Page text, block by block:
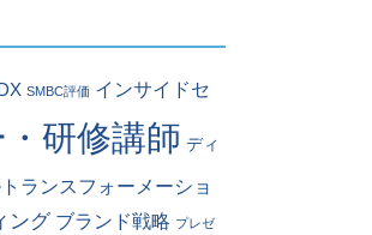
DX SMBC評価 インサイドセ
研修講師 ディ
ランスフォーメーショ
ング ブランド戦略 プレゼ